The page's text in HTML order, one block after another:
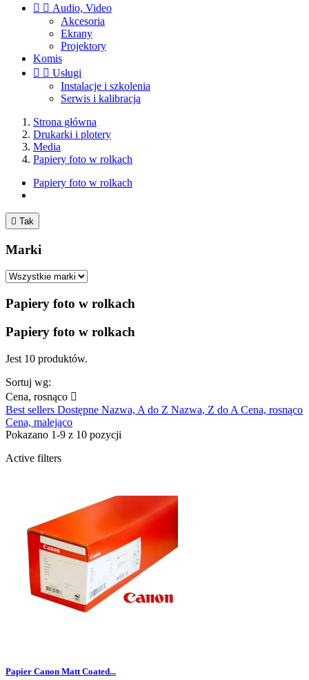
  Audio, Video
Akcesoria
Ekrany
Projektory
Komis
  Usługi
Instalacje i szkolenia
Serwis i kalibracja
Strona główna
Drukarki i plotery
Media
Papiery foto w rolkach
Papiery foto w rolkach
 Tak
Marki
Papiery foto w rolkach
Papiery foto w rolkach
Jest 10 produktów.
Sortuj wg:
Cena, rosnąco 
Best sellers Dostępne Nazwa, A do Z Nazwa, Z do A Cena, rosnąco
Cena, malejąco
Pokazano 1-9 z 10 pozycji
Active filters
Papier Canon Matt Coated...